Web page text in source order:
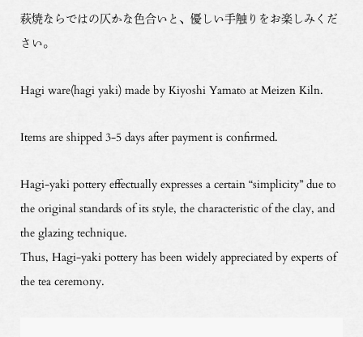
萩焼ならではの仄かな色合いと、優しい手触りをお楽しみくだ
さい。
Hagi ware(hagi yaki) made by Kiyoshi Yamato at Meizen Kiln.
Items are shipped 3-5 days after payment is confirmed.
Hagi-yaki pottery effectually expresses a certain “simplicity” due to
the original standards of its style, the characteristic of the clay, and
the glazing technique.
Thus, Hagi-yaki pottery has been widely appreciated by experts of
the tea ceremony.